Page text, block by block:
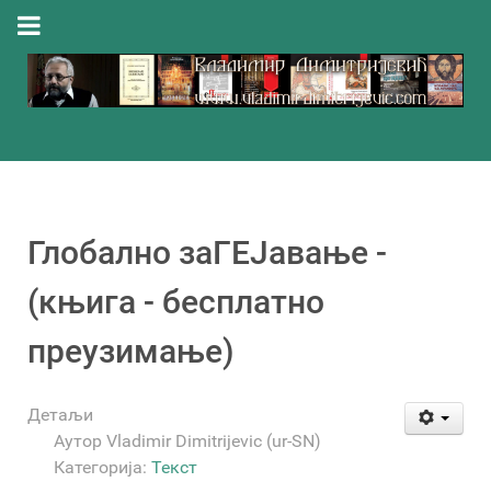
Глобално заГЕЈавање -
(књига - бесплатно
преузимање)
Детаљи
Аутор Vladimir Dimitrijevic (ur-SN)
Категорија: Текст